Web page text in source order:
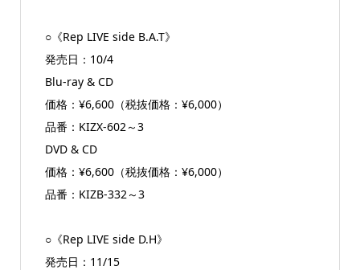
○《Rep LIVE side B.A.T》
発売日：10/4
Blu-ray & CD
価格：¥6,600（税抜価格：¥6,000）
品番：KIZX-602～3
DVD & CD
価格：¥6,600（税抜価格：¥6,000）
品番：KIZB-332～3
○《Rep LIVE side D.H》
発売日：11/15